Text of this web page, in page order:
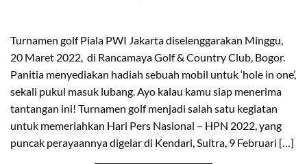
Turnamen golf Piala PWI Jakarta diselenggarakan Minggu,
20 Maret 2022, di Rancamaya Golf & Country Club, Bogor.
Panitia menyediakan hadiah sebuah mobil untuk ‘hole in one’,
sekali pukul masuk lubang. Ayo kalau kamu siap menerima
tantangan ini! Turnamen golf menjadi salah satu kegiatan
untuk memeriahkan Hari Pers Nasional – HPN 2022, yang
puncak perayaannya digelar di Kendari, Sultra, 9 Februari […]